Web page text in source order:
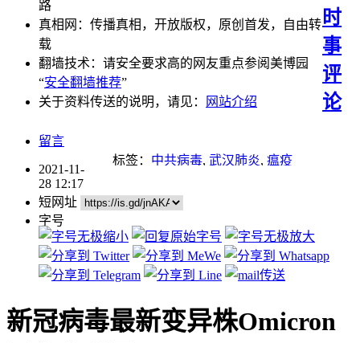
路
真相网：传播真相，开放版权，原创首发，自由转
载
翻墙技术：请安全要求高的网友重点参阅美博园
“安全翻墙推荐”
关于资料传送的说明，请见：
网站介绍
时
事
评
论
留言
标签： 中共病毒, 武汉肺炎, 瘟疫
2021-11-
28 12:17
短网址
字号
新冠病毒最新变异株Omicron